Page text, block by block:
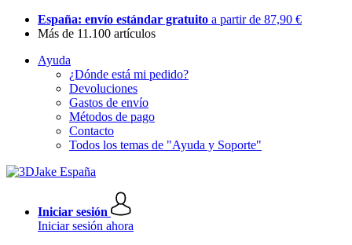
España: envío estándar gratuito a partir de 87,90 €
Más de 11.100 artículos
Ayuda
¿Dónde está mi pedido?
Devoluciones
Gastos de envío
Métodos de pago
Contacto
Todos los temas de "Ayuda y Soporte"
Iniciar sesión
Iniciar sesión ahora